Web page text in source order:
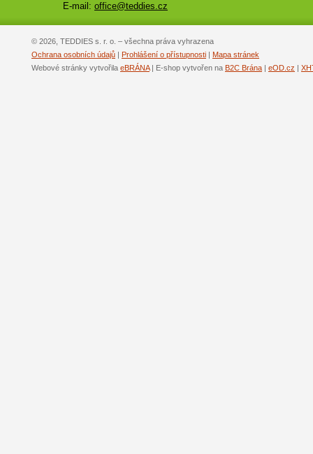
E-mail: office@teddies.cz
© 2026, TEDDIES s. r. o. – všechna práva vyhrazena
Ochrana osobních údajů | Prohlášení o přístupnosti | Mapa stránek
Webové stránky vytvořila eBRÁNA| E-shop vytvořen na B2C Brána | eOD.cz |